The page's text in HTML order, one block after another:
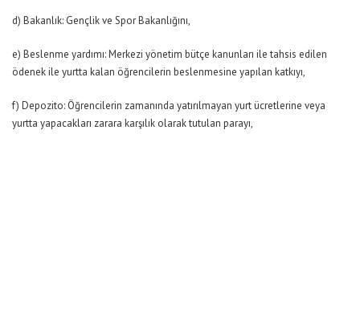
d) Bakanlık: Gençlik ve Spor Bakanlığını,
e) Beslenme yardımı: Merkezi yönetim bütçe kanunları ile tahsis edilen
ödenek ile yurtta kalan öğrencilerin beslenmesine yapılan katkıyı,
f) Depozito: Öğrencilerin zamanında yatırılmayan yurt ücretlerine veya
yurtta yapacakları zarara karşılık olarak tutulan parayı,